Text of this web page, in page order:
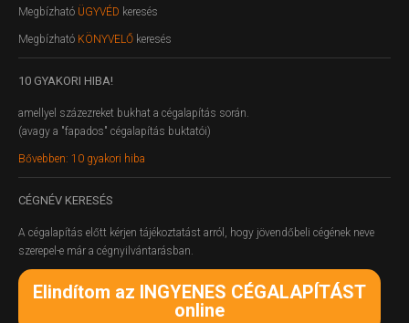
Megbízható ÜGYVÉD keresés
Megbízható KÖNYVELŐ keresés
10 GYAKORI HIBA!
amellyel százezreket bukhat a cégalapítás során.
(avagy a "fapados" cégalapítás buktatói)
Bővebben: 10 gyakori hiba
CÉGNÉV KERESÉS
A cégalapítás előtt kérjen tájékoztatást arról, hogy jövendőbeli cégének neve
szerepel-e már a cégnyilvántarásban.
Elindítom az INGYENES CÉGALAPÍTÁST
online